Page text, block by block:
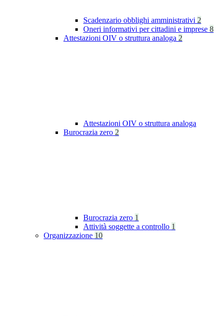
Scadenzario obblighi amministrativi 2
Oneri informativi per cittadini e imprese 8
Attestazioni OIV o struttura analoga 2
Attestazioni OIV o struttura analoga
Burocrazia zero 2
Burocrazia zero 1
Attività soggette a controllo 1
Organizzazione 10